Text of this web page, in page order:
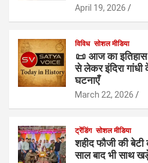
April 19, 2026
विविध सोशल मीडिया
आज का इतिहास
से लेकर इंदिरा
घटनाएँ
March 22, 2026
ट्रेंडिंग सोशल मीडिया
शहीद फौजी की
साल बाद भी साथ